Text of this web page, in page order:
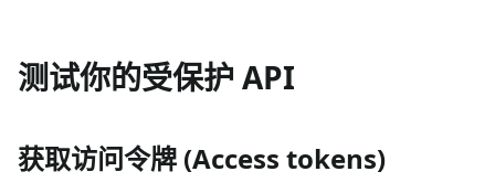
测试你的受保护 API
获取访问令牌 (Access tokens)